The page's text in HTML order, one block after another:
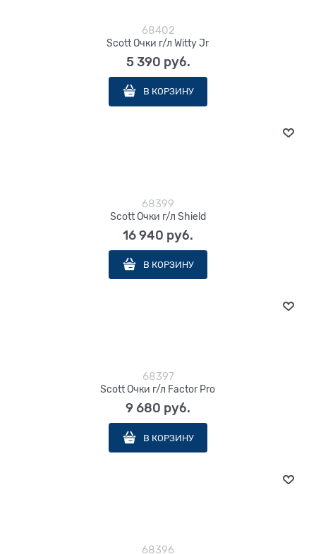
68402
Scott Очки г/л Witty Jr
5 390 руб.
В КОРЗИНУ
68399
Scott Очки г/л Shield
16 940 руб.
В КОРЗИНУ
68397
Scott Очки г/л Factor Pro
9 680 руб.
В КОРЗИНУ
68396